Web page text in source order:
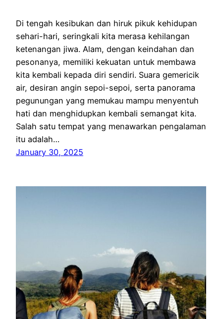
Di tengah kesibukan dan hiruk pikuk kehidupan
sehari-hari, seringkali kita merasa kehilangan
ketenangan jiwa. Alam, dengan keindahan dan
pesonanya, memiliki kekuatan untuk membawa
kita kembali kepada diri sendiri. Suara gemericik
air, desiran angin sepoi-sepoi, serta panorama
pegunungan yang memukau mampu menyentuh
hati dan menghidupkan kembali semangat kita.
Salah satu tempat yang menawarkan pengalaman
itu adalah…
January 30, 2025